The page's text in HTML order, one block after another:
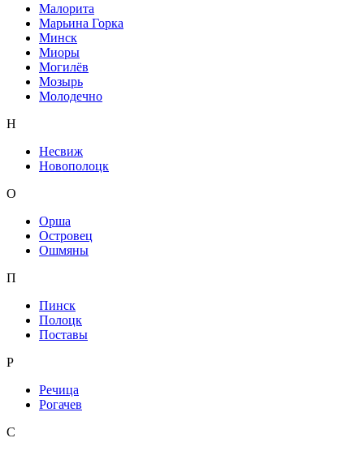
Малорита
Марьина Горка
Минск
Миоры
Могилёв
Мозырь
Молодечно
Н
Несвиж
Новополоцк
О
Орша
Островец
Ошмяны
П
Пинск
Полоцк
Поставы
Р
Речица
Рогачев
С